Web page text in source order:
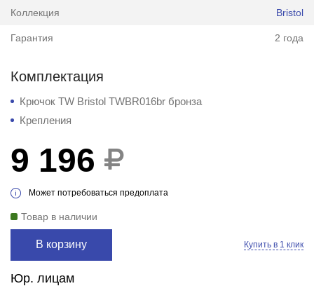
Коллекция Bristol
Гарантия 2 года
Комплектация
Крючок TW Bristol TWBR016br бронза
Крепления
9 196
Может потребоваться предоплата
Товар в наличии
В корзину Купить в 1 клик
Юр. лицам